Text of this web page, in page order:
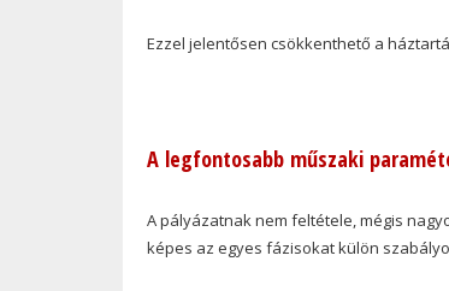
Ezzel jelentősen csökkenthető a
A legfontosabb műszaki
A pályázatnak nem feltétele, mégis
képes az egyes fázisokat külön